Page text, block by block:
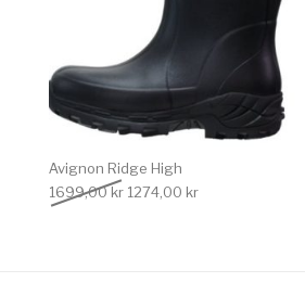
kr.
är: 1274,00 kr.
Avignon Ridge High
1699,00kr Det ursprungliga priset
1274,00 krDet nuvarande